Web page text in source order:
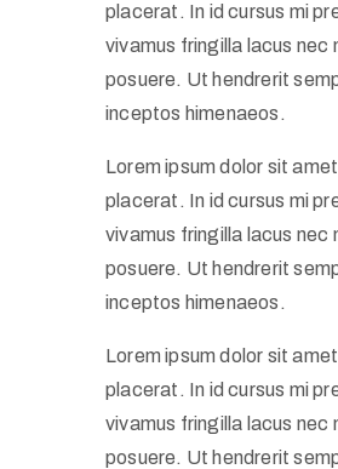
placerat. In id cursus mi
vivamus fringilla lacus nec
posuere. Ut hendrerit
inceptos himenaeos.
Lorem ipsum dolor sit
placerat. In id cursus mi
vivamus fringilla lacus nec
posuere. Ut hendrerit
inceptos himenaeos.
Lorem ipsum dolor sit
placerat. In id cursus mi
vivamus fringilla lacus nec
posuere. Ut hendrerit